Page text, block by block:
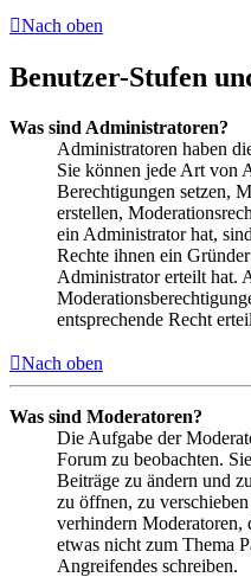
Nach oben
Benutzer-Stufen
Was sind Administratoren?
Administratoren haben
Sie können jede Art von
Berechtigungen setzen,
erstellen,
ein Administrator hat,
Rechte ihnen ein
Administrator erteilt hat.
entsprechende Recht
Nach oben
Was sind Moderatoren?
Die Aufgabe der
Forum zu beobachten.
Beiträge zu ändern und
zu öffnen, zu
verhindern Moderatoren,
etwas nicht zum Thema
Angreifendes schreiben.